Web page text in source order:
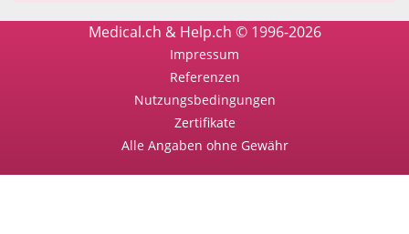
Medical.ch & Help.ch © 1996-2026
Impressum
Referenzen
Nutzungsbedingungen
Zertifikate
Alle Angaben ohne Gewähr